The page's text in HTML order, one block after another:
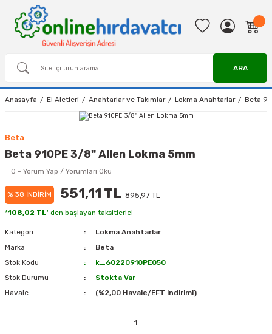
ARA
Anasayfa El Aletleri Anahtarlar ve Takımlar Lokma Anahtarlar Beta
Beta
Beta 910PE 3/8'' Allen Lokma 5mm
0 - Yorum Yap / Yorumları Oku
% 38 İNDİRİM 551,11 TL 895,97 TL
*108,02 TL' den başlayan taksitlerle!
Kategori
Lokma Anahtarlar
Marka
Beta
Stok Kodu
k_60220910PE050
Stok Durumu
Stokta Var
Havale
(%2,00 Havale/EFT indirimi)